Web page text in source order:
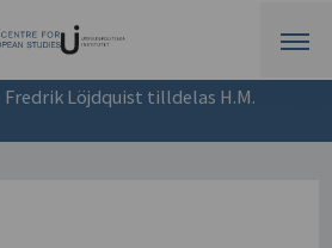
Fredrik Löjdquist tilldelas H.M.